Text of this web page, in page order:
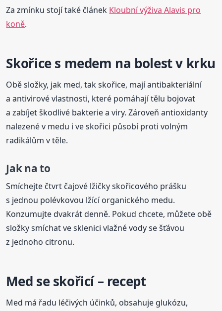
Za zmínku stojí také článek Kloubní výživa Alavis pro
koně.
Skořice s medem na bolest v krku
Obě složky, jak med, tak skořice, mají antibakteriální
a antivirové vlastnosti, které pomáhají tělu bojovat
a zabíjet škodlivé bakterie a viry. Zároveň antioxidanty
nalezené v medu i ve skořici působí proti volným
radikálům v těle.
Jak na to
Smíchejte čtvrt čajové lžičky skořicového prášku
s jednou polévkovou lžící organického medu.
Konzumujte dvakrát denně. Pokud chcete, můžete obě
složky smíchat ve sklenici vlažné vody se šťávou
z jednoho citronu.
Med se skořicí – recept
Med má řadu léčivých účinků, obsahuje glukózu,